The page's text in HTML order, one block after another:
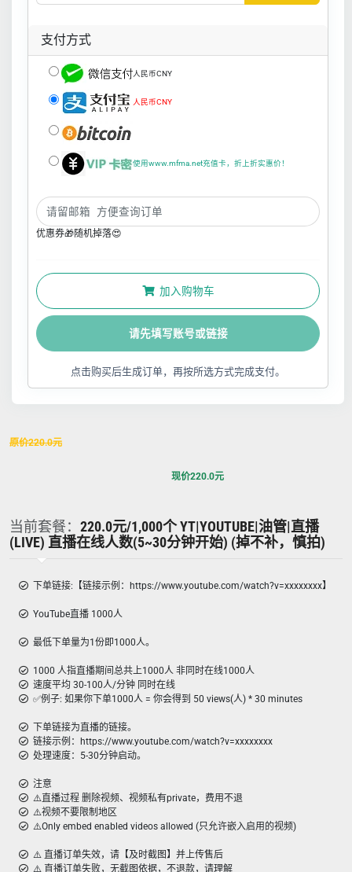
支付方式
人民币CNY
人民币CNY
使用www.mfma.net充值卡，折上折实惠价！
优惠券🎁随机掉落😍
加入购物车
请先填写账号或链接
点击购买后生成订单，再按所选方式完成支付。
原价220.0元
现价220.0元
当前套餐： 220.0元/1,000个 YT|YOUTUBE|油管|直播
(LIVE) 直播在线人数(5~30分钟开始) (掉不补，慎拍)
下单链接:【链接示例：https://www.youtube.com/watch?v=xxxxxxxx】
YouTube直播 1000人
最低下单量为1份即1000人。
1000 人指直播期间总共上1000人 非同时在线1000人
速度平均 30-100人/分钟 同时在线
✅例子: 如果你下单1000人 = 你会得到 50 views(人) * 30 minutes
下单链接为直播的链接。
链接示例：https://www.youtube.com/watch?v=xxxxxxxx
处理速度：5-30分钟启动。
注意
⚠️直播过程 删除视频、视频私有private，费用不退
⚠️视频不要限制地区
⚠️Only embed enabled videos allowed (只允许嵌入启用的视频)
⚠️ 直播订单失效，请【及时截图】并上传售后
⚠️ 直播订单失败，无截图依据，不退款，请理解